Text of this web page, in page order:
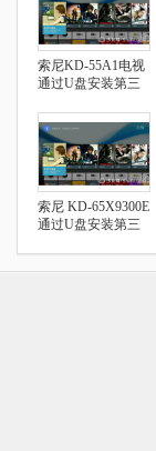
索尼KD-55A1电视
通过U盘安装第三
索尼 KD-65X9300E
通过U盘安装第三